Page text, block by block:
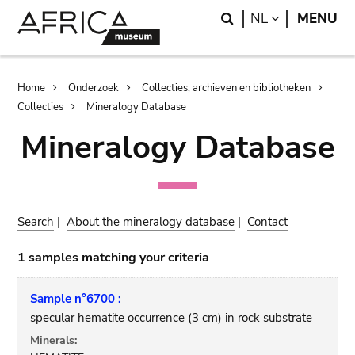
Search
NL LANGUAGE
MENU
Breadcrumb
Home Onderzoek
Collecties, archieven en bibliotheken
Collecties
Mineralogy Database
Mineralogy Database
Search |About the mineralogy database | Contact
1 samples matching your criteria
Sample n°6700 :
specular hematite occurrence (3 cm) in rock substrate
Minerals: